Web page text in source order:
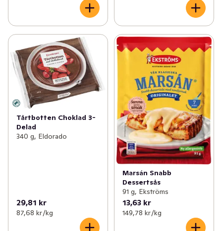
Tårtbotten Choklad 3-
Delad
340 g, Eldorado
29,81 kr
87,68 kr /kg
Marsán Snabb
Dessertsås
91 g, Ekströms
13,63 kr
149,78 kr /kg